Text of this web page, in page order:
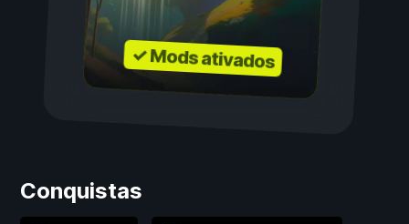
✓ Mods ativados
Conquistas